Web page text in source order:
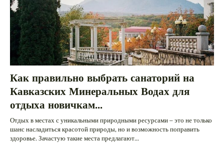
Как правильно выбрать санаторий на
Кавказских Минеральных Водах для
отдыха новичкам...
Отдых в местах с уникальными природными ресурсами – это не только
шанс насладиться красотой природы, но и возможность поправить
здоровье. Зачастую такие места предлагают...